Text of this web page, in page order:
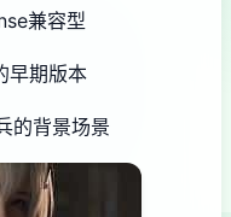
兼容型
早期版本
的背景场景